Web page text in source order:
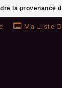
Ma Liste
la